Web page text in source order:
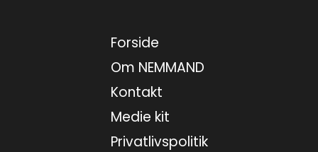
Forside
Om NEMMAND
Kontakt
Medie kit
Privatlivspolitik